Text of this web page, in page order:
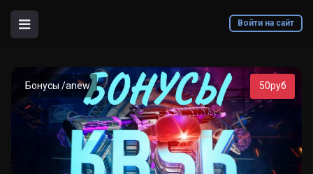
Войти на сайт
50руб
Бонусы /anew